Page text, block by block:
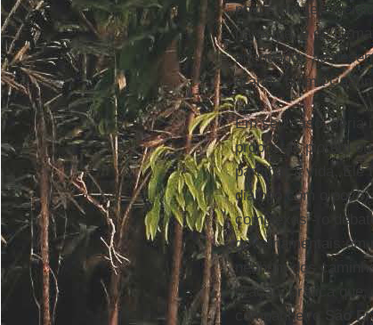
povos por ter
participa, e de
adequados ao
grande bioma
Em seu caso, seria
propostas piorem
partilhar a vida. Ele
diálogo com o
complexas - o
governamentais
nenhum dos
oração, prática que,
companheiro
São